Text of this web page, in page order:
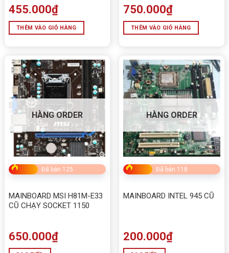
455.000₫
THÊM VÀO GIỎ HÀNG
750.000₫
THÊM VÀO GIỎ HÀNG
HÀNG ORDER
Đã bán 125
MAINBOARD MSI H81M-E33
CŨ CHẠY SOCKET 1150
650.000₫
HÀNG ORDER
Đã bán 118
MAINBOARD INTEL 945 CŨ
200.000₫